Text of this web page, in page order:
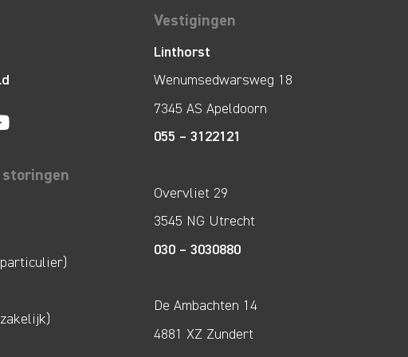
Vestigingen
Linthorst
Wenumsedwarsweg 18
7345 AS Apeldoorn
055 – 3122121
Overvliet 29
3545 NG Utrecht
030 – 3030880
De Ambachten 14
4881 XZ Zundert